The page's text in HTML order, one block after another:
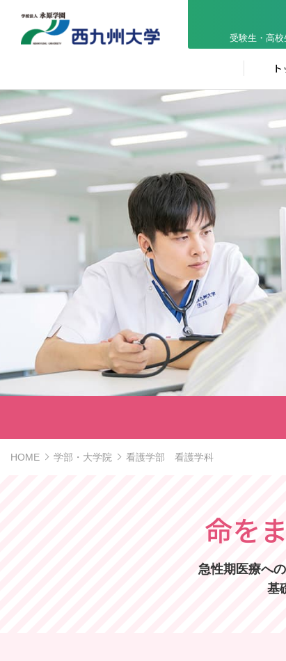
受験生・高校
HOME 学部・大学院 看護学部 看護学科
命を
急性期医療へ
基